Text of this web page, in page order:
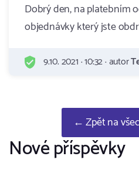
Dobrý den, na platebním
objednávky který jste
9.10. 2021 · 10:32 · autor
← Zpět na
Nové příspěvky